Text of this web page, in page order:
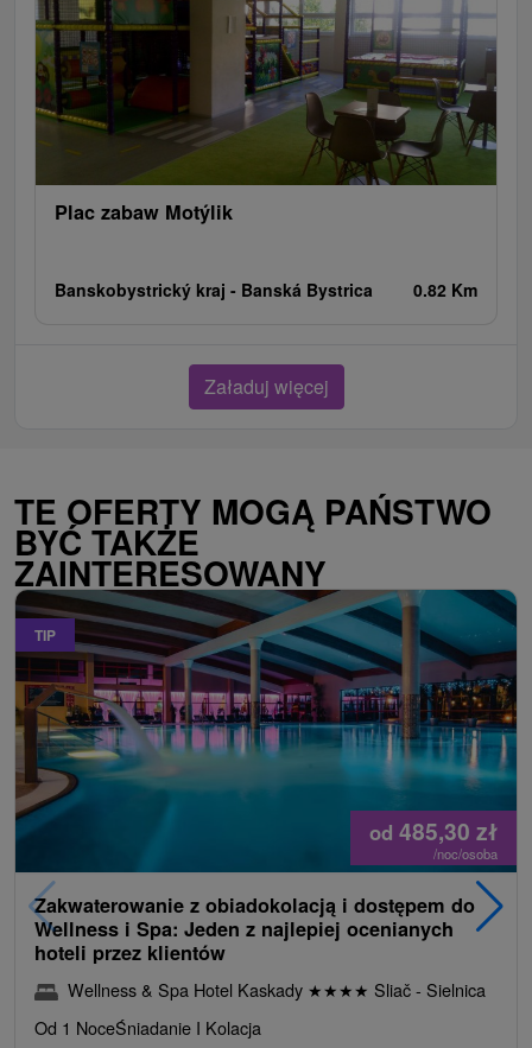
Plac zabaw Motýlik
Banskobystrický kraj - Banská Bystrica 0.82 Km
Załaduj więcej
TE OFERTY MOGĄ PAŃSTWO
BYĆ TAKŻE
ZAINTERESOWANY
TIP
od 485,30 zł
/noc/osoba
Zakwaterowanie z obiadokolacją i dostępem do
Wellness i Spa: Jeden z najlepiej ocenianych
hoteli przez klientów
Wellness & Spa Hotel Kaskady ★★★★ Sliač - Sielnica
Od 1 NoceŚniadanie I Kolacja